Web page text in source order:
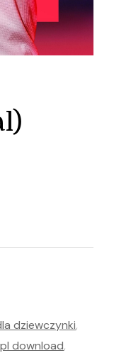
dziewczynki,
download,